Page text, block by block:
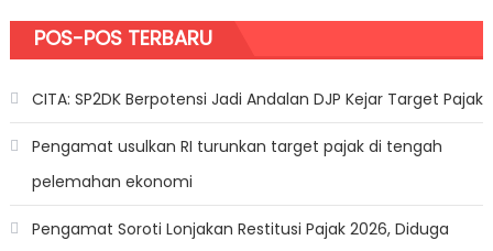
POS-POS TERBARU
CITA: SP2DK Berpotensi Jadi Andalan DJP Kejar Target Pajak
Pengamat usulkan RI turunkan target pajak di tengah
pelemahan ekonomi
Pengamat Soroti Lonjakan Restitusi Pajak 2026, Diduga